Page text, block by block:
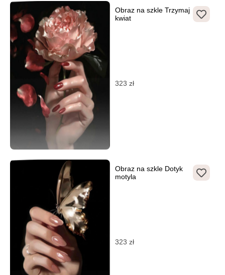
Obraz na szkle Trzymaj
kwiat
323 zł
Obraz na szkle Dotyk
motyla
323 zł